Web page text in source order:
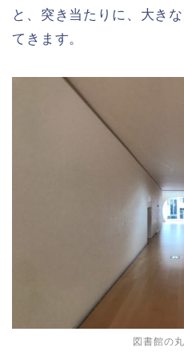
と、突き当たりに、大き
てきます。
図書館の